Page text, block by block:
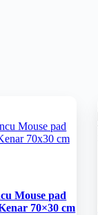
Mouse pad
70×30 cm